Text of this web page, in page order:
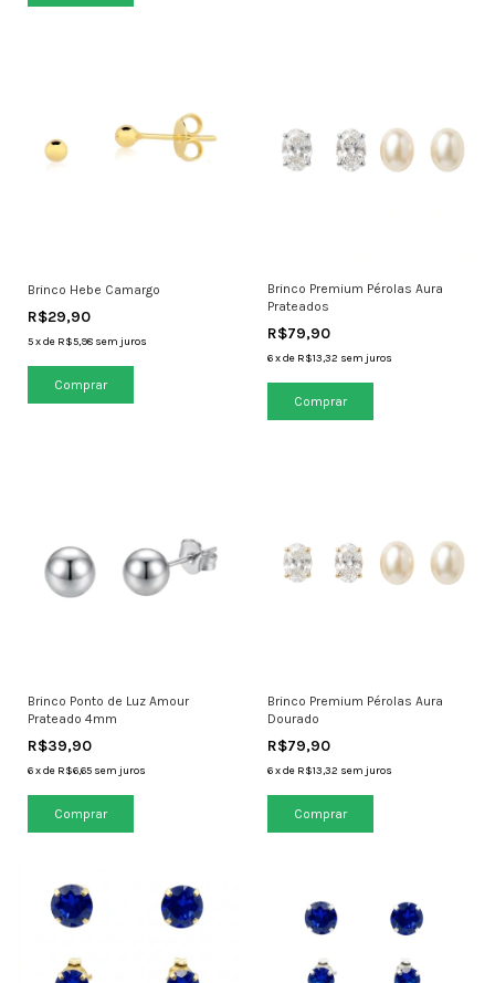
Brinco Hebe Camargo
R$29,90
5xde R$5,98 sem juros
Brinco Premium Pérolas Aura
Prateados
R$79,90
6 xde R$13,32 sem juros
Brinco Ponto de Luz Amour
Prateado 4mm
R$39,90
6xde R$6,65 sem juros
Brinco Premium Pérolas Aura
Dourado
R$79,90
6 xde R$13,32 sem juros